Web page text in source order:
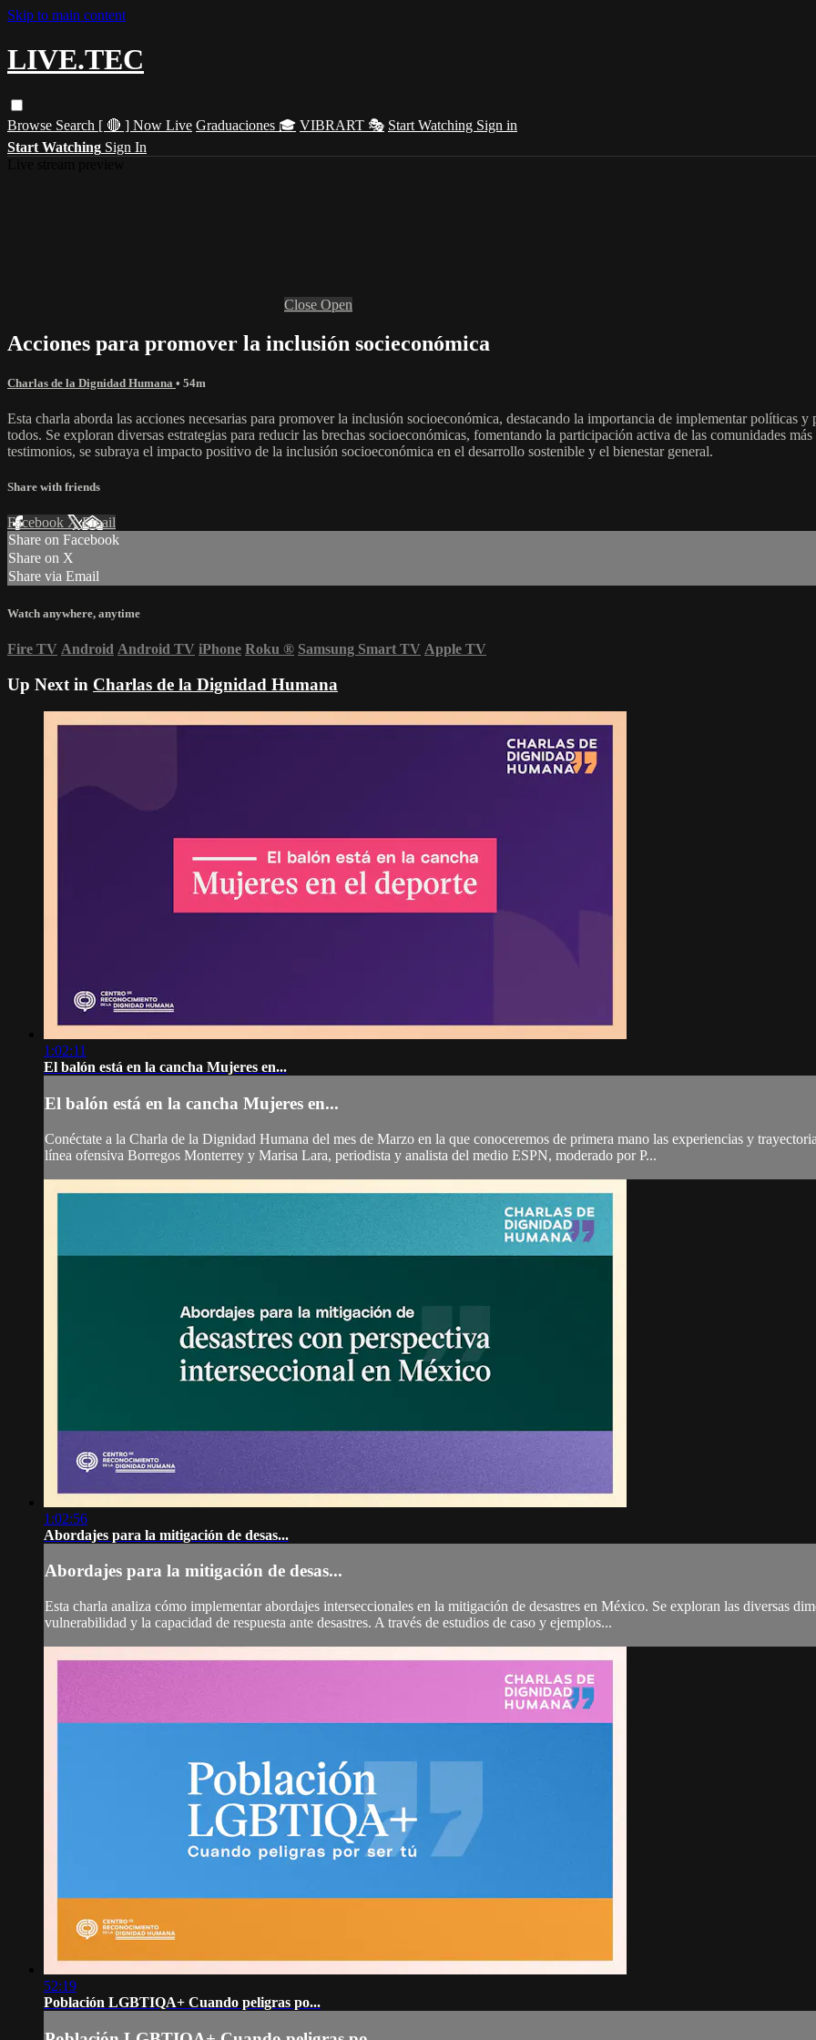
Skip to main content
LIVE.TEC
Browse Search [ 🔴 ] Now Live Graduaciones 🎓 VIBRART 🎭 Start Watching Sign in
Start Watching Sign In
Close Open
Acciones para promover la inclusión socieconómica
Charlas de la Dignidad Humana • 54m
Esta charla aborda las acciones necesarias para promover la inclusión socioeconómica, destacando la importancia de implementar políticas
todos. Se exploran diversas estrategias para reducir las brechas socioeconómicas, fomentando la participación activa de las comunidades
testimonios, se subraya el impacto positivo de la inclusión socioeconómica en el desarrollo sostenible y el bienestar general.
Share with friends
Facebook XEmail
Share on Facebook
Share on X
Share via Email
Watch anywhere, anytime
Fire TV Android Android TV iPhone Roku ® Samsung Smart TV Apple TV
Up Next in Charlas de la Dignidad Humana
1:02:11
El balón está en la cancha Mujeres en...
El balón está en la cancha Mujeres en...
Conéctate a la Charla de la Dignidad Humana del mes de Marzo en la que conoceremos de primera mano las experiencias y
línea ofensiva Borregos Monterrey y Marisa Lara, periodista y analista del medio ESPN, moderado por P...
1:02:56
Abordajes para la mitigación de desas...
Abordajes para la mitigación de desas...
Esta charla analiza cómo implementar abordajes interseccionales en la mitigación de desastres en México. Se exploran las diversas
vulnerabilidad y la capacidad de respuesta ante desastres. A través de estudios de caso y ejemplos...
52:19
Población LGBTIQA+ Cuando peligras po...